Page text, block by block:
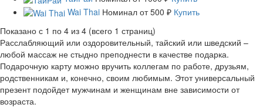
Wai Thai Номинал от 500 ₽ Купить
Показано с 1 по 4 из 4 (всего 1 страниц)
Расслабляющий или оздоровительный, тайский или шведский –
любой массаж не стыдно преподнести в качестве подарка.
Подарочную карту можно вручить коллегам по работе, друзьям,
родственникам и, конечно, своим любимым. Этот универсальный
презент подойдет мужчинам и женщинам вне зависимости от
возраста.